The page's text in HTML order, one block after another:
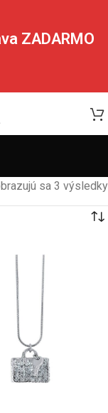
ZADARMO
sa 3 výsledky